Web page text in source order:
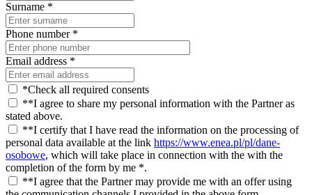
Surname *
Phone number *
Email address *
*Check all required consents
**I agree to share my personal information with the Partner as
stated above.
**I certify that I have read the information on the processing of
personal data available at the link https://www.enea.pl/pl/dane-
osobowe, which will take place in connection with the with the
completion of the form by me *.
**I agree that the Partner may provide me with an offer using